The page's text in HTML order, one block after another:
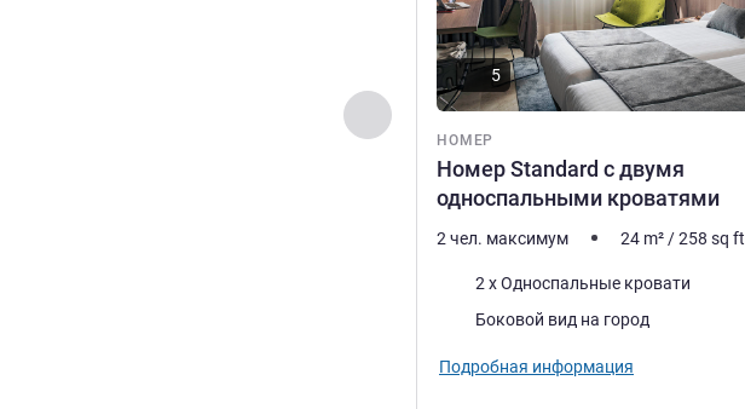
Назад - Номер
НОМЕР
Номер Standard с двумя
односпальными кроватями
5
2 чел. максимум 24 m² /258 sq ft
Постель2 x Односпальные кровати
Виды:Боковой вид на город
Подробная информация